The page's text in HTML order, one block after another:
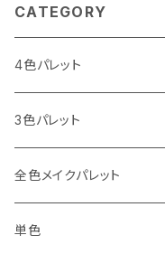
CATEGORY
4色パレット
I LOVE パレット
Spring（春）
Summer（夏）
I CAN MAKE パレット
Spring（春）
アイシャドウ4色パレット
3色パレット
アイブロウ3色
YE（イエロー）
全色メイクパレット
アイシャドウ87色
単色